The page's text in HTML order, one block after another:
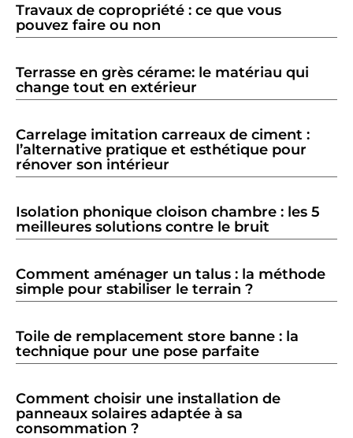
Travaux de copropriété : ce que vous
pouvez faire ou non
Terrasse en grès cérame: le matériau qui
change tout en extérieur
Carrelage imitation carreaux de ciment :
l’alternative pratique et esthétique pour
rénover son intérieur
Isolation phonique cloison chambre : les 5
meilleures solutions contre le bruit
Comment aménager un talus : la méthode
simple pour stabiliser le terrain ?
Toile de remplacement store banne : la
technique pour une pose parfaite
Comment choisir une installation de
panneaux solaires adaptée à sa
consommation ?